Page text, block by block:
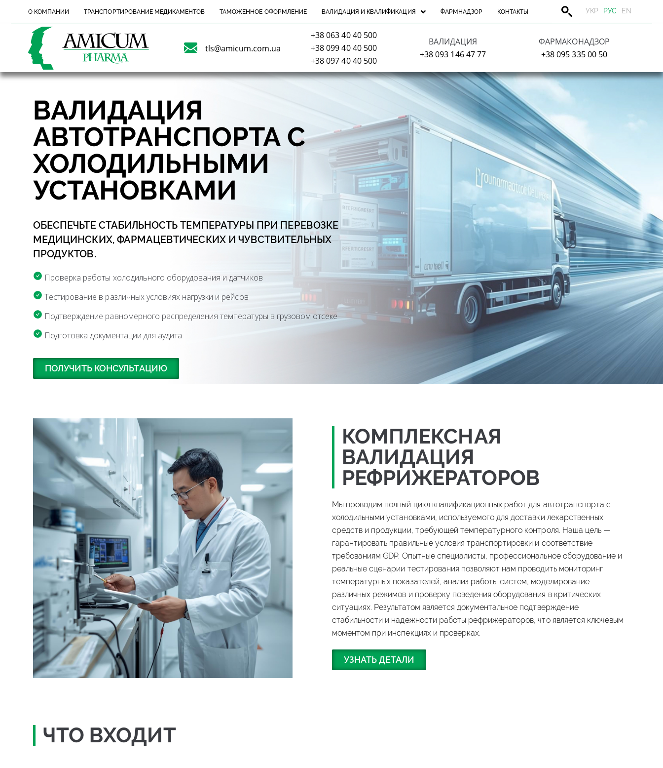
О КОМПАНИИ ТРАНСПОРТИРОВАНИЕ МЕДИКАМЕНТОВ ТАМОЖЕННОЕ ОФОРМЛЕНИЕ ВАЛИДАЦИЯ И КВАЛИФИКАЦИЯ ФАРМНАДЗОР КОНТАКТЫ УКР РУС EN
tls@amicum.com.ua
+38 063 40 40 500
+38 099 40 40 500
+38 097 40 40 500
ВАЛИДАЦИЯ
+38 093 146 47 77
ФАРМАКОНАДЗОР
+38 095 335 00 50
ВАЛИДАЦИЯ
АВТОТРАНСПОРТА С
ХОЛОДИЛЬНЫМИ
УСТАНОВКАМИ
ОБЕСПЕЧЬТЕ СТАБИЛЬНОСТЬ ТЕМПЕРАТУРЫ ПРИ ПЕРЕВОЗКЕ
МЕДИЦИНСКИХ, ФАРМАЦЕВТИЧЕСКИХ И ЧУВСТВИТЕЛЬНЫХ
ПРОДУКТОВ.
Проверка работы холодильного оборудования и датчиков
Тестирование в различных условиях нагрузки и рейсов
Подтверждение равномерного распределения температуры в грузовом отсеке
Подготовка документации для аудита
ПОЛУЧИТЬ КОНСУЛЬТАЦИЮ
КОМПЛЕКСНАЯ
ВАЛИДАЦИЯ
РЕФРИЖЕРАТОРОВ
Мы проводим полный цикл квалификационных работ для автотранспорта с
холодильными установками, используемого для доставки лекарственных
средств и продукции, требующей температурного контроля. Наша цель —
гарантировать правильные условия транспортировки и соответствие
требованиям GDP. Опытные специалисты, профессиональное оборудование и
реальные сценарии тестирования позволяют нам проводить мониторинг
температурных показателей, анализ работы систем, моделирование
различных режимов и проверку поведения оборудования в критических
ситуациях. Результатом является документальное подтверждение
стабильности и надежности работы рефрижераторов, что является ключевым
моментом при инспекциях и проверках.
УЗНАТЬ ДЕТАЛИ
ЧТО ВХОДИТ